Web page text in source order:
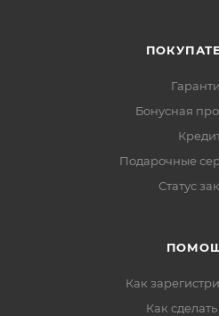
Бонусная
Подарочные
Статус
Как
Как